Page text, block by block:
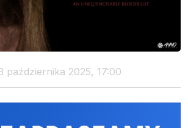
października 2025, 17:00